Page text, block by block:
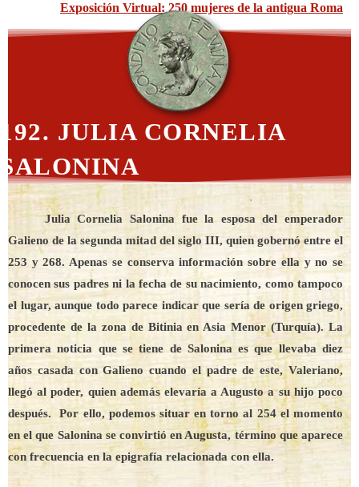
Exposición Virtual: 250 mujeres de la antigua Roma
192. JULIA CORNELIA
SALONINA
Julia Cornelia Salonina fue la esposa del emperador
Galieno de la segunda mitad del siglo III, quien gobernó entre el
253 y 268. Apenas se conserva información sobre ella y no se
conocen sus padres ni la fecha de su nacimiento, como tampoco
el lugar, aunque todo parece indicar que sería de origen griego,
procedente de la zona de Bitinia en Asia Menor (Turquía). La
primera noticia que se tiene de Salonina es que llevaba diez
años casada con Galieno cuando el padre de este, Valeriano,
llegó al poder, quien además elevaría a Augusto a su hijo poco
después. Por ello, podemos situar en torno al 254 el momento
en el que Salonina se convirtió en Augusta, término que aparece
con frecuencia en la epigrafía relacionada con ella.